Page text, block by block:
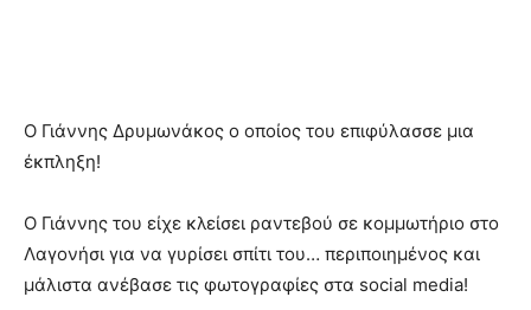
Ο Γιάννης Δρυμωνάκος ο οποίος του επιφύλασσε μια
έκπληξη!
Ο Γιάννης του είχε κλείσει ραντεβού σε κομμωτήριο στο
Λαγονήσι για να γυρίσει σπίτι του… περιποιημένος και
μάλιστα ανέβασε τις φωτογραφίες στα social media!